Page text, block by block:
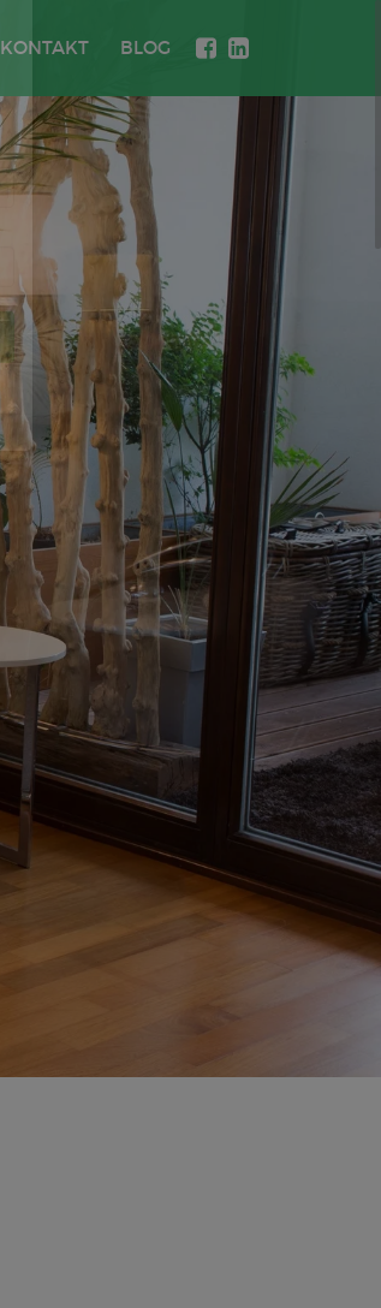
KONTAKT BLOG
×Zavřít